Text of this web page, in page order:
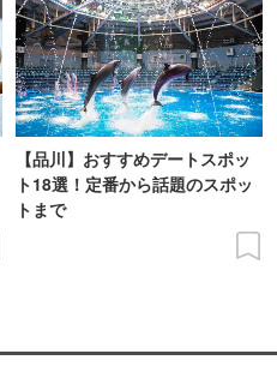
【品川】おすすめデートスポッ
ト18選！定番から話題のスポッ
トまで